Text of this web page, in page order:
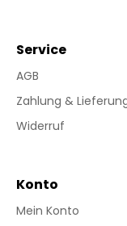
Service
AGB
Zahlung &
Widerruf
Konto
Mein Konto